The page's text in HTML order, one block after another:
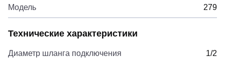
Модель 279
Технические характеристики
Диаметр шланга подключения 1/2